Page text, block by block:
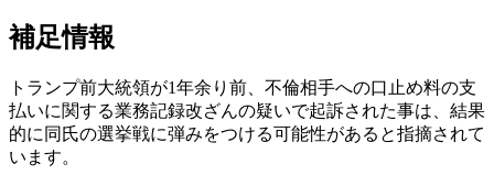
補足情報
トランプ前大統領が1年余り前、不倫相手への口止め料の支
払いに関する業務記録改ざんの疑いで起訴された事は、結果
的に同氏の選挙戦に弾みをつける可能性があると指摘されて
います。